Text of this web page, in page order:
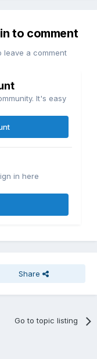
to comment
leave a comment
It's easy!
in here.
Share
Go to topic listing